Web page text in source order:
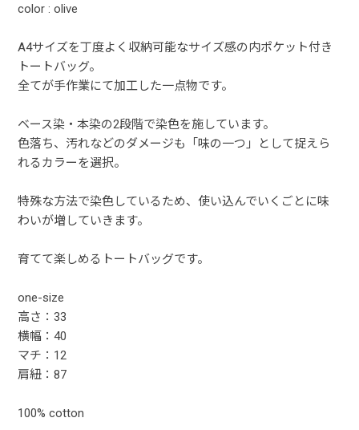
color : olive
A4サイズを丁度よく収納可能なサイズ感の内ポケット付き
トートバッグ。
全てが手作業にて加工した一点物です。
ベース染・本染の2段階で染色を施しています。
色落ち、汚れなどのダメージも「味の一つ」として捉えら
れるカラーを選択。
特殊な方法で染色しているため、使い込んでいくごとに味
わいが増していきます。
育てて楽しめるトートバッグです。
one-size
高さ：33
横幅：40
マチ：12
肩紐：87
100% cotton